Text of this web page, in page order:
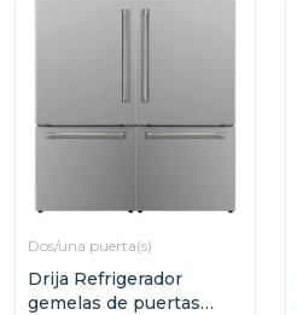
Dos/una puerta(s)
Drija Refrigerador
gemelas de puertas